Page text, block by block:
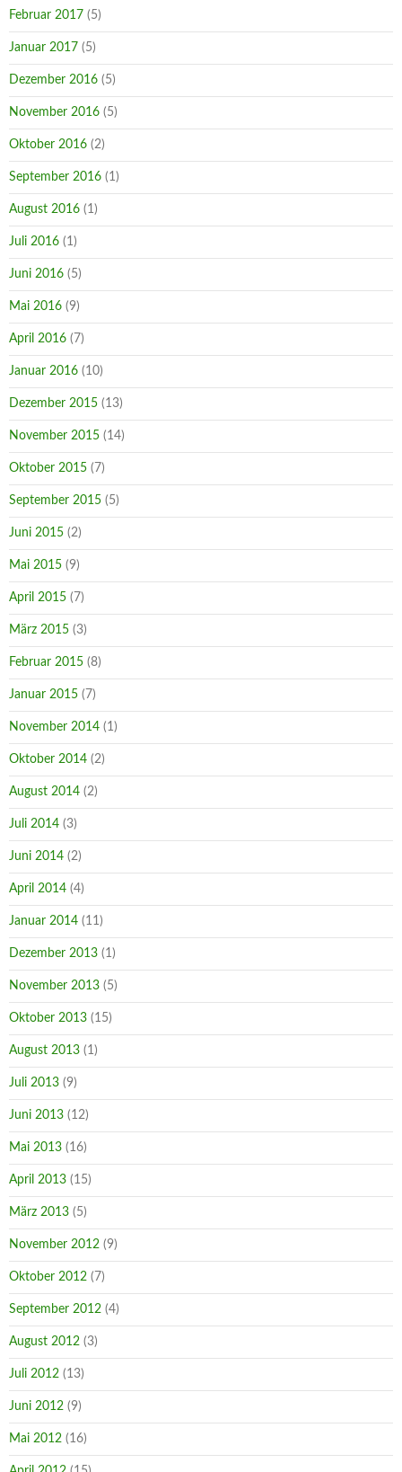
Februar 2017 (5)
Januar 2017 (5)
Dezember 2016 (5)
November 2016 (5)
Oktober 2016 (2)
September 2016 (1)
August 2016 (1)
Juli 2016 (1)
Juni 2016 (5)
Mai 2016 (9)
April 2016 (7)
Januar 2016 (10)
Dezember 2015 (13)
November 2015 (14)
Oktober 2015 (7)
September 2015 (5)
Juni 2015 (2)
Mai 2015 (9)
April 2015 (7)
März 2015 (3)
Februar 2015 (8)
Januar 2015 (7)
November 2014 (1)
Oktober 2014 (2)
August 2014 (2)
Juli 2014 (3)
Juni 2014 (2)
April 2014 (4)
Januar 2014 (11)
Dezember 2013 (1)
November 2013 (5)
Oktober 2013 (15)
August 2013 (1)
Juli 2013 (9)
Juni 2013 (12)
Mai 2013 (16)
April 2013 (15)
März 2013 (5)
November 2012 (9)
Oktober 2012 (7)
September 2012 (4)
August 2012 (3)
Juli 2012 (13)
Juni 2012 (9)
Mai 2012 (16)